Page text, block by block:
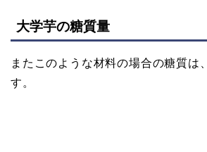
大学芋の糖質量
またこのような材料の場合の糖質は、
す。